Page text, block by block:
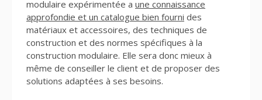
modulaire expérimentée a une connaissance
approfondie et un catalogue bien fourni des
matériaux et accessoires, des techniques de
construction et des normes spécifiques à la
construction modulaire. Elle sera donc mieux à
même de conseiller le client et de proposer des
solutions adaptées à ses besoins.